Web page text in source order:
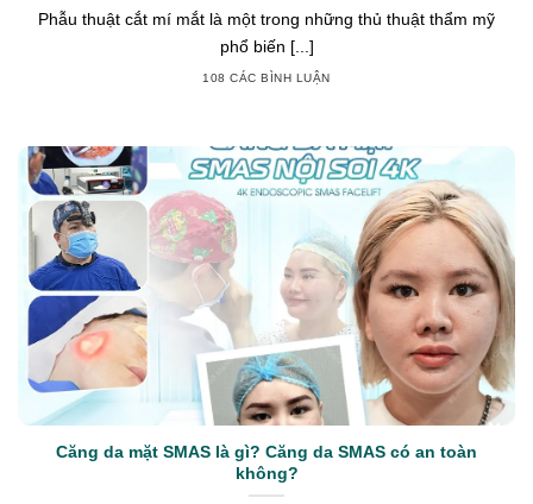
Phẫu thuật cắt mí mắt là một trong những thủ thuật thẩm mỹ
phổ biến [...]
108 CÁC BÌNH LUẬN
Căng da mặt SMAS là gì? Căng da SMAS có an toàn
không?